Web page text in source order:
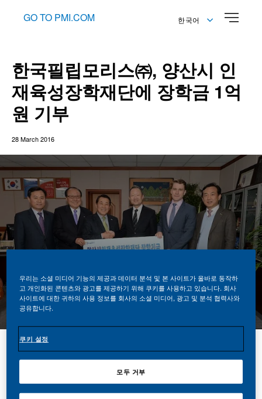
GO TO PMI.COM
한국어
한국필립모리스㈜, 양산시 인
재육성장학재단에 장학금 1억
원 기부
28 March 2016
우리는 소셜 미디어 기능의 제공과 데이터 분석 및 본 사이트가 올바로 동작하
고 개인화된 콘텐츠와 광고를 제공하기 위해 쿠키를 사용하고 있습니다. 회사
사이트에 대한 귀하의 사용 정보를 회사의 소셜 미디어, 광고 및 분석 협력사와
공유합니다.
쿠키 설정
모두 거부